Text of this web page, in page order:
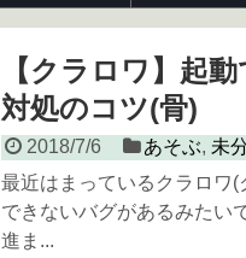
【クラロワ】起
対処のコツ(骨)
2018/7/6 あそぶ, 未
最近はまっているクラロワ
できないバグがあるみたい
進ま...